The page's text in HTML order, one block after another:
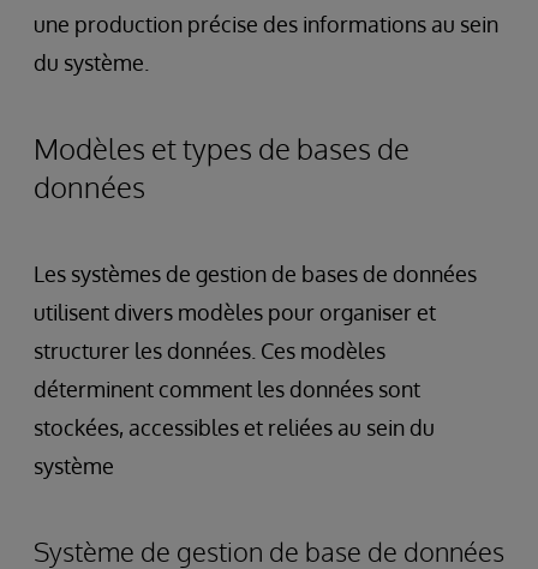
une production précise des informations au sein
du système.
Modèles et types de bases de
données
Les systèmes de gestion de bases de données
utilisent divers modèles pour organiser et
structurer les données. Ces modèles
déterminent comment les données sont
stockées, accessibles et reliées au sein du
système
Système de gestion de base de données